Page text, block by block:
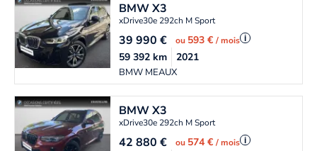
BMWX3
xDrive30e 292ch M Sport
39 990€ ou 593 €/ mois i
BMW MEAUX
59 392km 2021
BMWX3
xDrive30e 292ch M Sport
42 880€ ou 574 €/ mois i